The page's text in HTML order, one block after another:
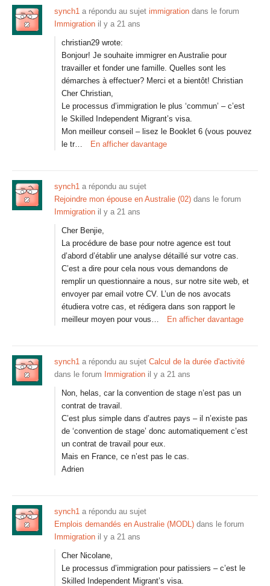
synch1 a répondu au sujet immigration dans le forum
Immigration il y a 21 ans
christian29 wrote:
Bonjour! Je souhaite immigrer en Australie pour
travailler et fonder une famille. Quelles sont les
démarches à effectuer? Merci et a bientôt! Christian
Cher Christian,
Le processus d’immigration le plus ‘commun’ – c’est
le Skilled Independent Migrant’s visa.
Mon meilleur conseil – lisez le Booklet 6 (vous pouvez
le tr…
En afficher davantage
synch1 a répondu au sujet
Rejoindre mon épouse en Australie (02) dans le forum
Immigration il y a 21 ans
Cher Benjie,
La procédure de base pour notre agence est tout
d’abord d’établir une analyse détaillé sur votre cas.
C’est a dire pour cela nous vous demandons de
remplir un questionnaire a nous, sur notre site web, et
envoyer par email votre CV. L’un de nos avocats
étudiera votre cas, et rédigera dans son rapport le
meilleur moyen pour vous…
En afficher davantage
synch1 a répondu au sujet Calcul de la durée d'activité
dans le forum Immigration il y a 21 ans
Non, helas, car la convention de stage n’est pas un
contrat de travail.
C’est plus simple dans d’autres pays – il n’existe pas
de ‘convention de stage’ donc automatiquement c’est
un contrat de travail pour eux.
Mais en France, ce n’est pas le cas.
Adrien
synch1 a répondu au sujet
Emplois demandés en Australie (MODL) dans le forum
Immigration il y a 21 ans
Cher Nicolane,
Le processus d’immigration pour patissiers – c’est le
Skilled Independent Migrant’s visa.